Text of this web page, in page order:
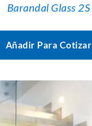
Barandal Glass 2S
Añadir Para Cotizar